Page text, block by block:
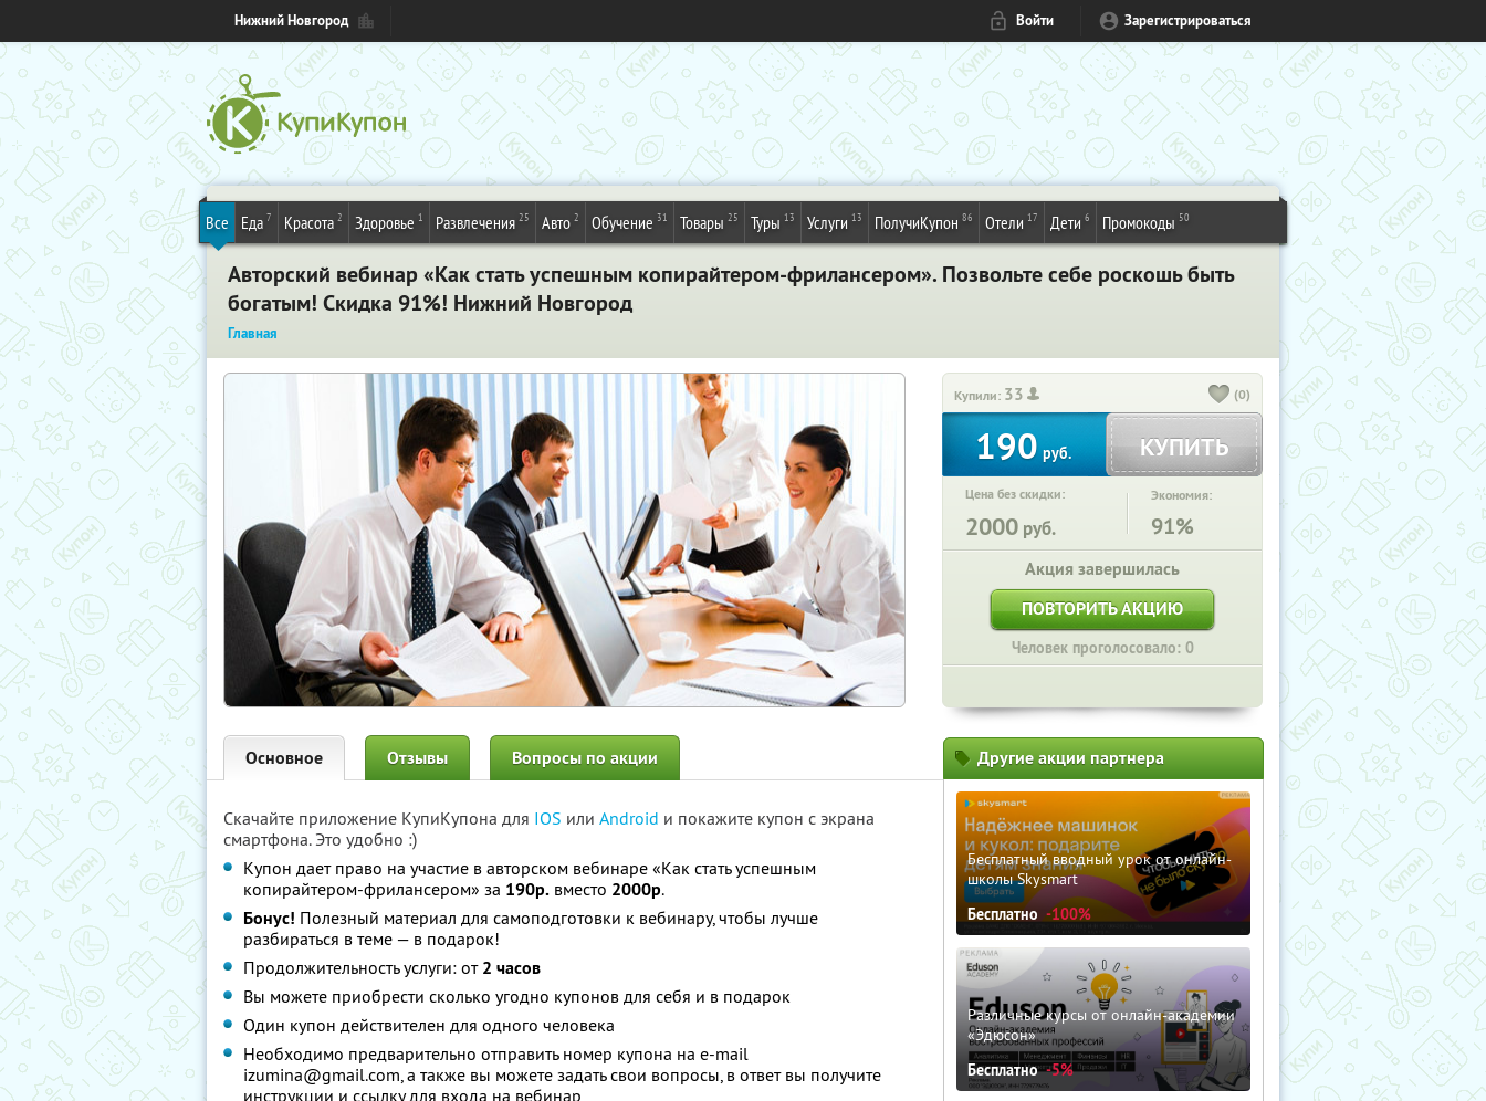
Нижний Новгород Войти Зарегистрироваться
Все Еда 7 Красота 2 Здоровье 1 Развлечения 25 Авто 2 Обучение 31 Товары 25 Туры 13 Услуги 13 ПолучиКупон 86 Отели 17 Дети 6 Промокоды 50
Авторский вебинар «Как стать успешным копирайтером-фрилансером». Позвольте себе роскошь быть
богатым! Скидка 91%! Нижний Новгород
Главная
Купили: 33 (0)
190 руб. КУПИТЬ
Цена без скидки:
2000 руб.
Экономия:
91%
Акция завершилась
ПОВТОРИТЬ АКЦИЮ
Человек проголосовало: 0
Основное Отзывы Вопросы по акции
Скачайте приложение КупиКупона для IOS или Android и покажите купон с экрана
смартфона. Это удобно :)
Купон дает право на участие в авторском вебинаре «Как стать успешным
копирайтером-фрилансером» за 190р. вместо 2000р.
Бонус! Полезный материал для самоподготовки к вебинару, чтобы лучше
разбираться в теме — в подарок!
Продолжительность услуги: от 2 часов
Вы можете приобрести сколько угодно купонов для себя и в подарок
Один купон действителен для одного человека
Необходимо предварительно отправить номер купона на e-mail
izumina@gmail.com, а также вы можете задать свои вопросы, в ответ вы получите
инструкции и ссылку для входа на вебинар
Другие акции партнера
Бесплатный вводный урок от онлайн-
школы Skysmart
Бесплатно -100%
Различные курсы от онлайн-академии
«Эдюсон»
Бесплатно -5%